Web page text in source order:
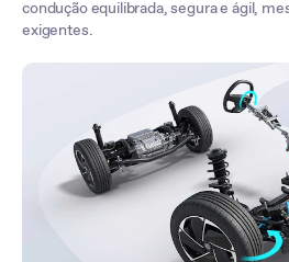
condução equilibrada, segura e ágil,
exigentes.